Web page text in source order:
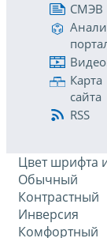
СМЭВ
Карта
сайта
RSS
Цвет шрифта
Обычный
Контрастный
Инверсия
Комфортный